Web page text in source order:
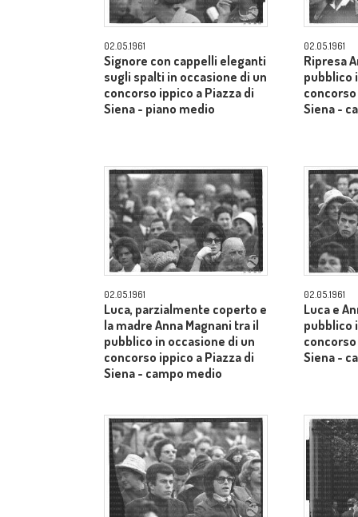
02.05.1961
Signore con cappelli eleganti
sugli spalti in occasione di un
concorso ippico a Piazza di
Siena - piano medio
02.05.1961
Ripresa
pubblico
Siena -
02.05.1961
Luca, parzialmente coperto e
la madre Anna Magnani tra il
pubblico in occasione di un
concorso ippico a Piazza di
Siena - campo medio
02.05.1961
Luca e
pubblico
Siena -